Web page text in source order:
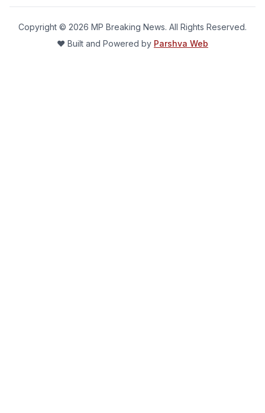
Copyright © 2026 MP Breaking News. All Rights Reserved.
❤️ Built and Powered by Parshva Web